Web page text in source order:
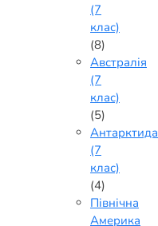
(7
клас)
(8)
Австралія
(7
клас)
(5)
Антарктида
(7
клас)
(4)
Північна
Америка